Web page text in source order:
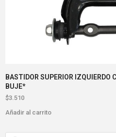
BASTIDOR SUPERIOR IZQUIERDO
BUJE*
$3.510
Añadir al carrito
Búsqueda